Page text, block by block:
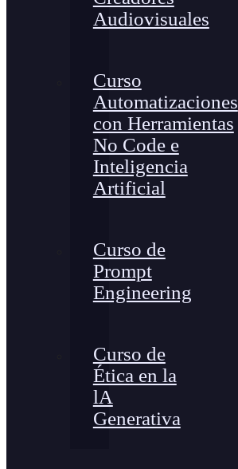
Audiovisuales
Curso
Automatizaciones
con Herramientas
No Code e
Inteligencia
Artificial
Curso de
Prompt
Engineering
Curso de
Ética en la
lA
Generativa